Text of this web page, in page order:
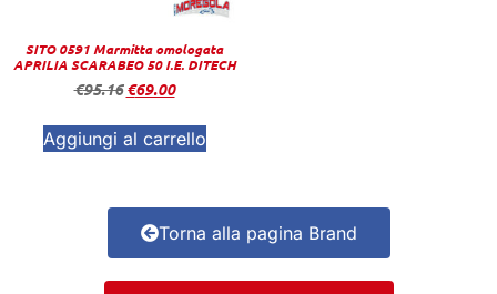
SITO 0591 Marmitta omologata
APRILIA SCARABEO 50 I.E. DITECH
€95.16 €69.00
Aggiungi al carrello
Torna alla pagina Brand